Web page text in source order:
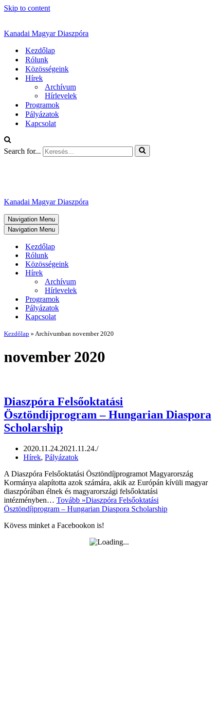
Skip to content
Kanadai Magyar Diaszpóra
Kezdőlap
Rólunk
Közösségeink
Hírek
Archívum
Hírlevelek
Programok
Pályázatok
Kapcsolat
Search for...
Kanadai Magyar Diaszpóra
Navigation Menu
Navigation Menu
Kezdőlap
Rólunk
Közösségeink
Hírek
Archívum
Hírlevelek
Programok
Pályázatok
Kapcsolat
Kezdőlap » Archívumban november 2020
november 2020
Diaszpóra Felsőoktatási
Ösztöndíjprogram – Hungarian Diaspora
Scholarship
2020.11.24.2021.11.24.
Hírek, Pályázatok
A Diaszpóra Felsőoktatási Ösztöndíjprogramot Magyarország
Kormánya alapította azok számára, akik az Európán kívüli magyar
diaszpórában élnek és magyarországi felsőoktatási
intézményben… Tovább »Diaszpóra Felsőoktatási
Ösztöndíjprogram – Hungarian Diaspora Scholarship
Kövess minket a Facebookon is!